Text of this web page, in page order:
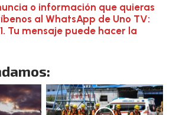
o información que quieras
al WhatsApp de Uno TV:
Tu mensaje puede hacer la